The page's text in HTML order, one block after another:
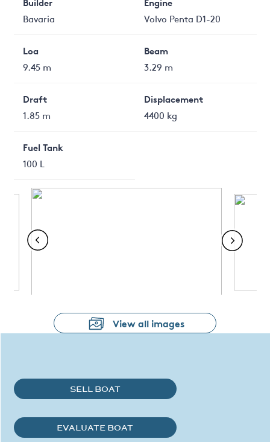
Bavaria
Volvo Penta D1-20
Loa
9.45 m
Beam
3.29 m
Draft
1.85 m
Displacement
4400 kg
Fuel Tank
100 L
View all images
SELL BOAT
EVALUATE BOAT